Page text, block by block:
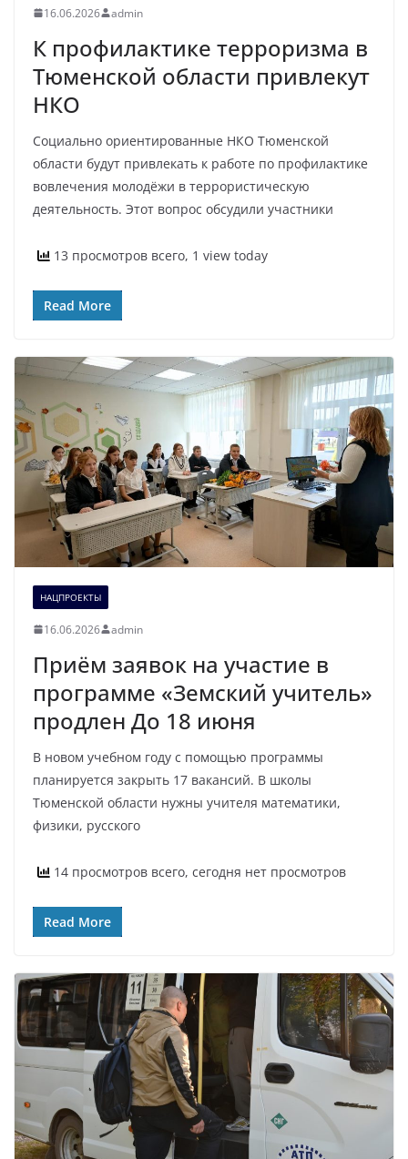
16.06.2026 admin
К профилактике терроризма в
Тюменской области привлекут
НКО
Социально ориентированные НКО Тюменской
области будут привлекать к работе по профилактике
вовлечения молодёжи в террористическую
деятельность. Этот вопрос обсудили участники
13 просмотров всего, 1 view today
Read More
НАЦПРОЕКТЫ
16.06.2026 admin
Приём заявок на участие в
программе «Земский учитель»
продлен До 18 июня
В новом учебном году с помощью программы
планируется закрыть 17 вакансий. В школы
Тюменской области нужны учителя математики,
физики, русского
14 просмотров всего, сегодня нет просмотров
Read More